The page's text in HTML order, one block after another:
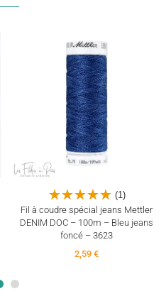
(1)
Fil à coudre spécial jeans Mettler
DENIM DOC – 100m – Bleu jeans
foncé – 3623
2,59 €